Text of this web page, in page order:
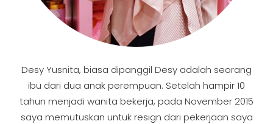
Desy Yusnita, biasa dipanggil Desy adalah seorang
ibu dari dua anak perempuan. Setelah hampir 10
tahun menjadi wanita bekerja, pada November 2015
saya memutuskan untuk resign dari pekerjaan saya